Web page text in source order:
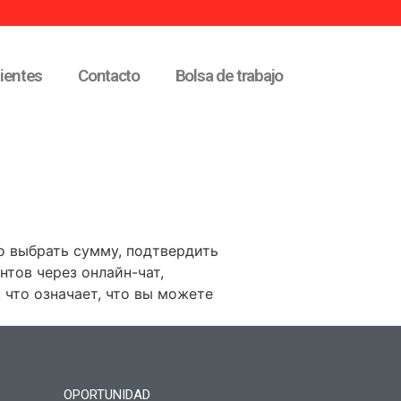
Contacto Bolsa de trabajo
выбрать сумму, подтвердить
через онлайн-чат,
означает, что вы можете
OPORTUNIDAD